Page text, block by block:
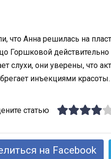
что Анна решилась на
Горшковой
слухи, они уверены, что
инъекциями красоты.
статью
на Facebook